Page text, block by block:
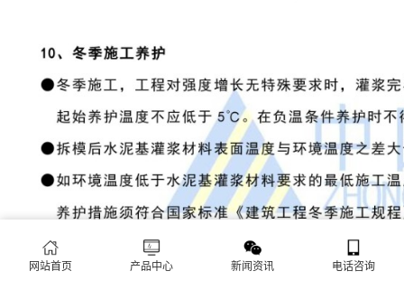
网站首页 产品中心 新闻资讯 电话咨询